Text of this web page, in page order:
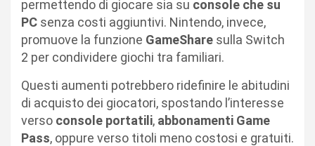
permettendo di giocare sia su console che su
PC senza costi aggiuntivi. Nintendo, invece,
promuove la funzione GameShare sulla Switch
2 per condividere giochi tra familiari.
Questi aumenti potrebbero ridefinire le abitudini
di acquisto dei giocatori, spostando l’interesse
verso console portatili, abbonamenti Game
Pass, oppure verso titoli meno costosi e gratuiti.